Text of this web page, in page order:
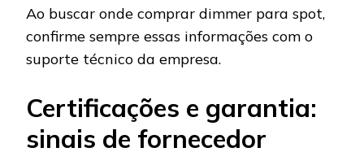
Ao buscar onde comprar dimmer para spot,
confirme sempre essas informações com o
suporte técnico da empresa.
Certificações e garantia:
sinais de fornecedor